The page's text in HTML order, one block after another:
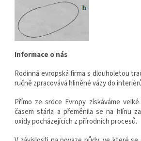
Informace o nás
Rodinná evropská firma s dlouholetou
ručně zpracovává hliněné vázy do
Přímo ze srdce Evropy získáváme
časem stárla a přeměnila se na hlínu
oxidy pocházejících z přírodních procesů.